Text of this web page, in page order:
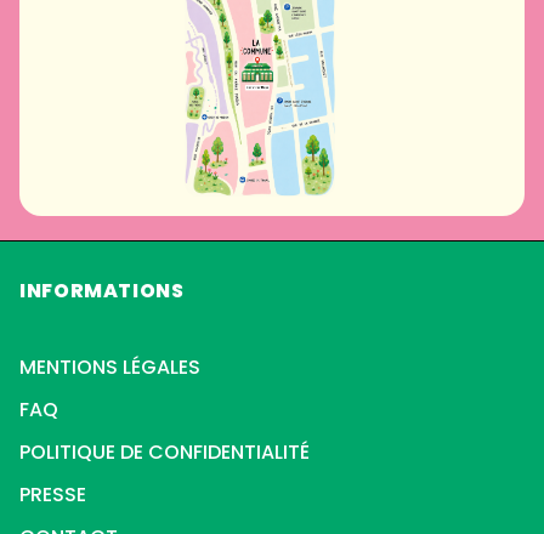
INFORMATIONS
MENTIONS LÉGALES
FAQ
POLITIQUE DE CONFIDENTIALITÉ
PRESSE